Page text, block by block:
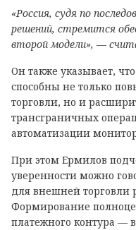
«Россия, судя по
решений, стремится
второй модели», —
Он также указывает,
способны не только
торговли, но и
трансграничных
автоматизации
При этом Ермилов
уверенности можно
для внешней торговли
Формирование
платежного контура —